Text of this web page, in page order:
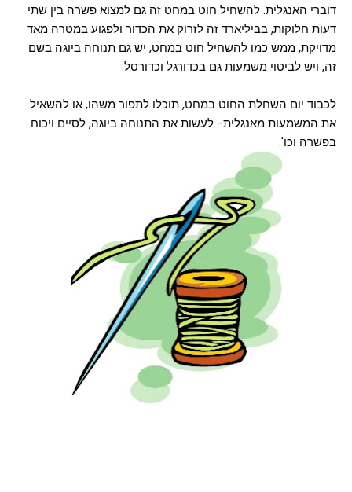
דוברי האנגלית. להשחיל חוט במחט זה גם למצוא פשרה בין שתי
דעות חלוקות, בביליארד זה לזרוק את הכדור ולפגוע במטרה מאד
מדויקת, ממש כמו להשחיל חוט במחט, יש גם תנוחה ביוגה בשם
זה, ויש לביטוי משמעות גם בכדורגל וכדורסל.
לכבוד יום השחלת החוט במחט, תוכלו לתפור משהו, או להשאיל
את המשמעות מאנגלית- לעשות את התנוחה ביוגה, לסיים ויכוח
בפשרה וכו'.